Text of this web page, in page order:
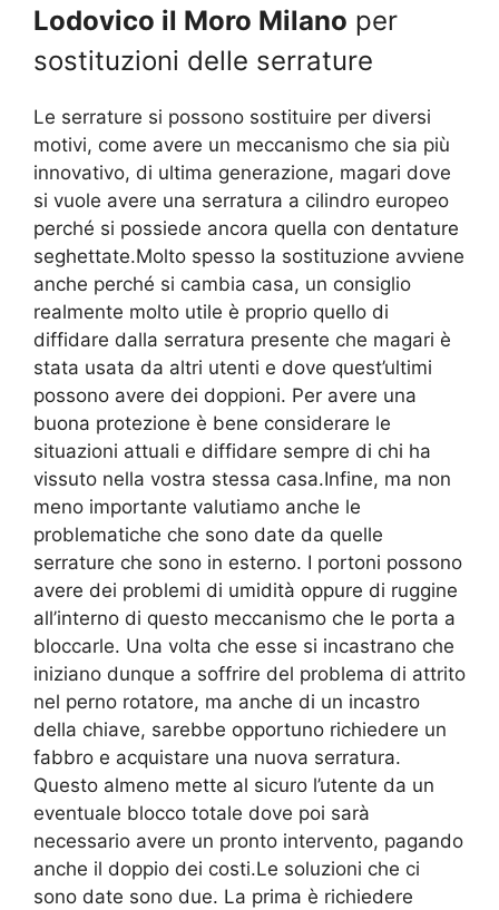
Lodovico il Moro Milano per
sostituzioni delle serrature
Le serrature si possono sostituire per diversi
motivi, come avere un meccanismo che sia più
innovativo, di ultima generazione, magari dove
si vuole avere una serratura a cilindro europeo
perché si possiede ancora quella con dentature
seghettate.Molto spesso la sostituzione avviene
anche perché si cambia casa, un consiglio
realmente molto utile è proprio quello di
diffidare dalla serratura presente che magari è
stata usata da altri utenti e dove quest’ultimi
possono avere dei doppioni. Per avere una
buona protezione è bene considerare le
situazioni attuali e diffidare sempre di chi ha
vissuto nella vostra stessa casa.Infine, ma non
meno importante valutiamo anche le
problematiche che sono date da quelle
serrature che sono in esterno. I portoni possono
avere dei problemi di umidità oppure di ruggine
all’interno di questo meccanismo che le porta a
bloccarle. Una volta che esse si incastrano che
iniziano dunque a soffrire del problema di attrito
nel perno rotatore, ma anche di un incastro
della chiave, sarebbe opportuno richiedere un
fabbro e acquistare una nuova serratura.
Questo almeno mette al sicuro l’utente da un
eventuale blocco totale dove poi sarà
necessario avere un pronto intervento, pagando
anche il doppio dei costi.Le soluzioni che ci
sono date sono due. La prima è richiedere